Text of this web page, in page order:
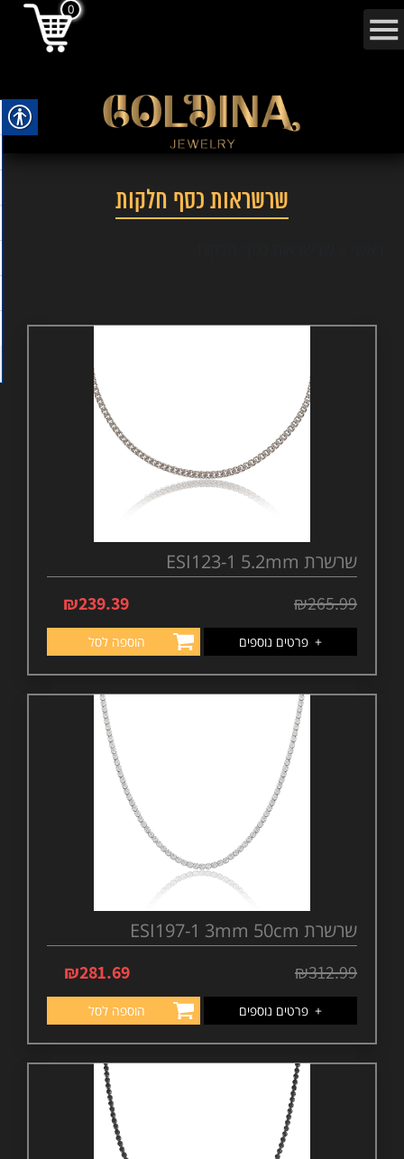
0
שרשראות כסף חלקות
שרשרת ESI123-1 5.2mm
₪265.99
₪239.39
+ פרטים נוספים הוספה לסל
שרשרת ESI197-1 3mm 50cm
₪312.99
₪281.69
+ פרטים נוספים הוספה לסל